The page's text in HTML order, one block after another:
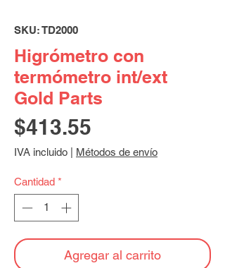
SKU: TD2000
Higrómetro con
termómetro int/ext
Gold Parts
$413.55
IVA incluido Métodos de envío
Cantidad *
Agregar al carrito